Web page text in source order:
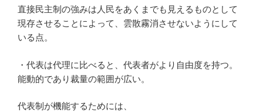
直接民主制の強みは人民をあくまでも見えるものとして
現存させることによって、雲散霧消させないようにして
いる点。
・代表は代理に比べると、代表者がより自由度を持つ。
能動的であり裁量の範囲が広い。
代表制が機能するためには、